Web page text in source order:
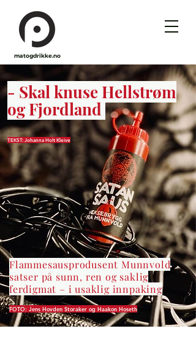
matogdrikke.no
- Skal knuse Hellstrøm
og Fjordland
Flammesausprodusent Munnvold
satser på sunn, ren og saklig
ferdigmat – i usaklig innpaking
TEKST: Johanna Holt Kleive
FOTO: Jens Hovden Storaker og Haakon Hoseth